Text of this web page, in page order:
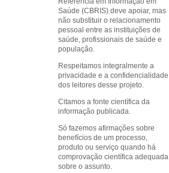
Saúde (CBRIS) deve apoiar, mas
não substituir o relacionamento
pessoal entre as instituições de
saúde, profissionais de saúde e
população.
Respeitamos integralmente a
privacidade e a confidencialidade
dos leitores desse projeto.
Citamos a fonte científica da
informação publicada.
Só fazemos afirmações sobre
benefícios de um processo,
produto ou serviço quando há
comprovação científica adequada
sobre o assunto.